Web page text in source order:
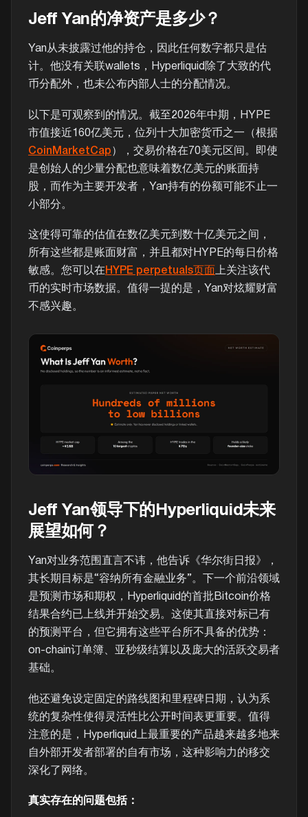
Jeff Yan的净资产是多少？
Yan从未披露过他的持仓，因此任何数字都只是估
计。他没有关联wallets，Hyperliquid除了大致的代
币分配外，也未公布内部人士的分配情况。
以下是可观察到的情况。截至2026年中期，HYPE
市值接近160亿美元，位列十大加密货币之一（根据
CoinMarketCap ），交易价格在70美元区间。即使
是创始人的少量分配也意味着数亿美元的账面持
股，而作为主要开发者，Yan持有的份额可能不止一
小部分。
这使得可靠的估值在数亿美元到数十亿美元之间，
所有这些都是账面财富，并且都对HYPE的每日价格
敏感。您可以在 HYPE perpetuals页面 上关注该代
币的实时市场数据。值得一提的是，Yan对炫耀财富
不感兴趣。
Jeff Yan领导下的Hyperliquid未来
展望如何？
Yan对业务范围直言不讳，他告诉《华尔街日报》，
其长期目标是“容纳所有金融业务”。下一个前沿领域
是预测市场和期权，Hyperliquid的首批Bitcoin价格
结果合约已上线并开始交易。这使其直接对标已有
的预测平台，但它拥有这些平台所不具备的优势：
on-chain订单簿、亚秒级结算以及庞大的活跃交易者
基础。
他还避免设定固定的路线图和里程碑日期，认为系
统的复杂性使得灵活性比公开时间表更重要。值得
注意的是，Hyperliquid上最重要的产品越来越多地来
自外部开发者部署的自有市场，这种影响力的移交
深化了网络。
真实存在的问题包括：